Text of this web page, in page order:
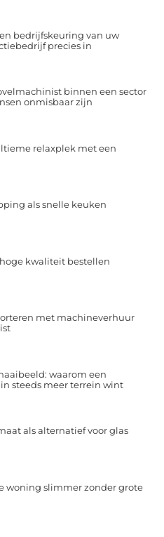
bedrijfskeuring van uw
precies in
binnen een sector
onmisbaar zijn
relaxplek met een
als snelle keuken
kwaliteit bestellen
met machineverhuur
waarom een
steeds meer terrein wint
als alternatief voor glas
woning slimmer zonder grote